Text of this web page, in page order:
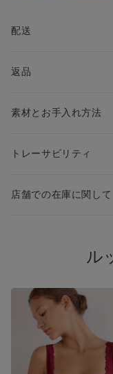
・Tバック：SPD1294
※上記品番を検索する
◆同じシェイプの異な
す。
配送
返品
素材とお手入れ方法
トレーサビリティ
店舗での在庫に関して
ル